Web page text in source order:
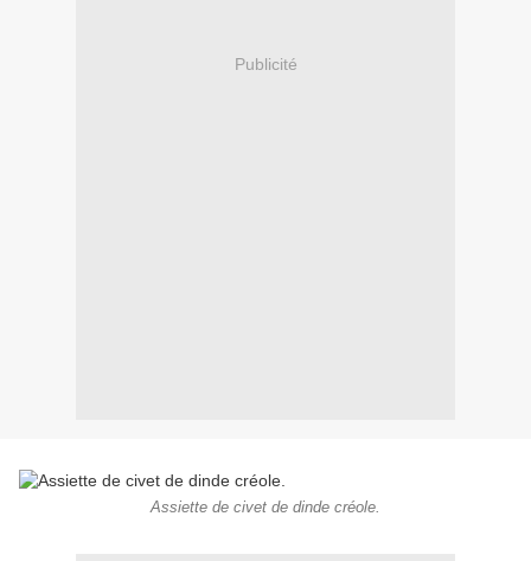
Publicité
Assiette de civet de dinde créole.